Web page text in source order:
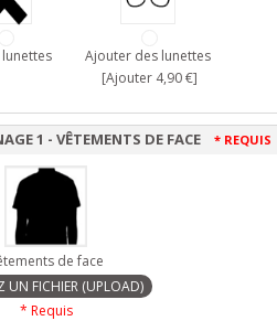
lunettes
Ajouter des lunettes
[Ajouter 4,90 €]
1 - VÊTEMENTS DE FACE * REQUIS
de face
* Requis